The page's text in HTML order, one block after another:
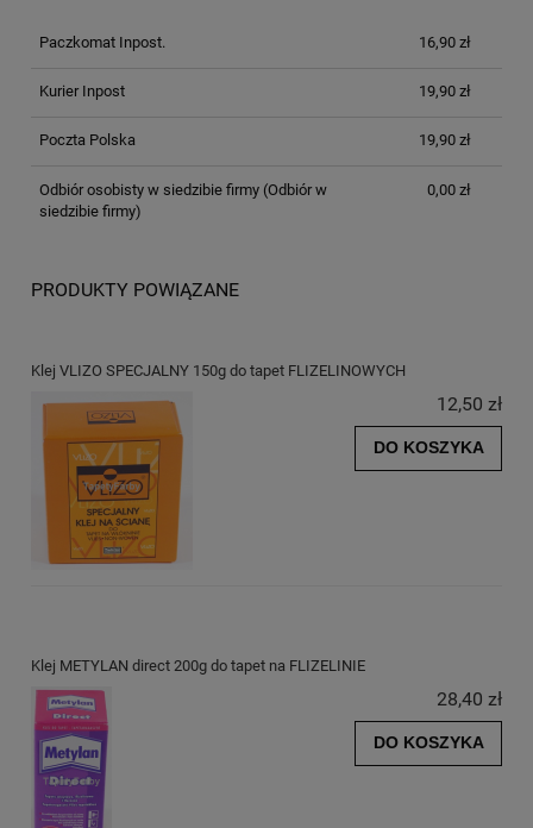
Paczkomat Inpost. 16,90 zł
Kurier Inpost 19,90 zł
Poczta Polska 19,90 zł
Odbiór osobisty w siedzibie firmy(Odbiór w
siedzibie firmy)
0,00 zł
PRODUKTY POWIĄZANE
Klej VLIZO SPECJALNY 150g do tapet FLIZELINOWYCH
12,50 zł
DO KOSZYKA
Klej METYLAN direct 200g do tapet na FLIZELINIE
28,40 zł
DO KOSZYKA